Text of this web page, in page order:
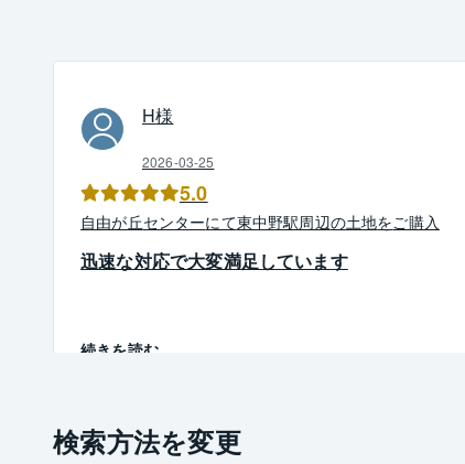
H様
2026-03-25
5.0
自由が丘センターにて東中野駅周辺の土地をご購入
迅速な対応で大変満足しています
続きを読む
検索方法を変更